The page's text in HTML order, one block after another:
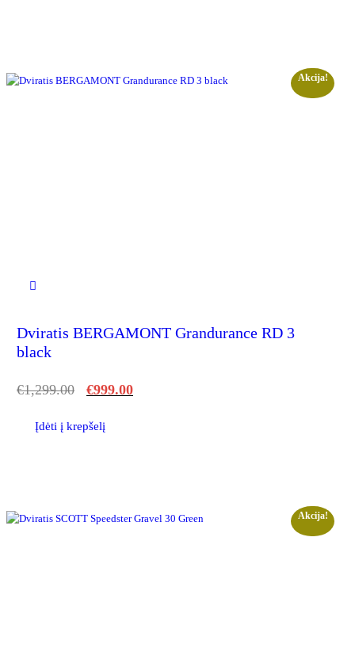
Akcija!
Dviratis BERGAMONT Grandurance RD 3
black
€1,299.00 €999.00
Įdėti į krepšelį
Akcija!